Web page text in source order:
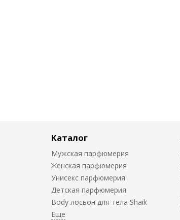
Каталог
Мужская парфюмерия
Женская парфюмерия
Унисекс парфюмерия
Детская парфюмерия
Body лосьон для тела Shaik